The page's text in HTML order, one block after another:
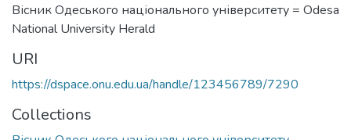
Вісник Одеського національного університету = Odesa
National University Herald
URI
https://dspace.onu.edu.ua/handle/123456789/7290
Collections